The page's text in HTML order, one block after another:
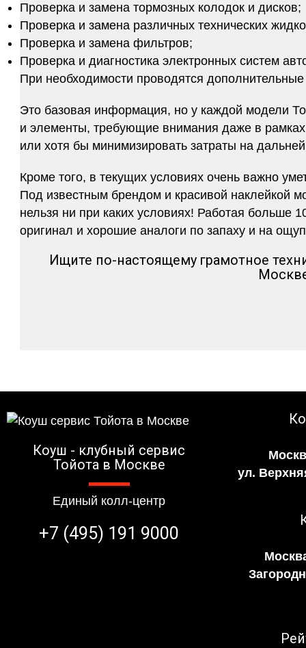
Проверка и замена тормозных колодок и дисков;
Проверка и замена различных технических
Проверка и замена фильтров;
Проверка и диагностика электронных систем
При необходимости проводятся
Это базовая информация, но у каждой модели
и элементы, требующие внимания даже в рамках
или хотя бы минимизировать затраты на
Кроме того, в текущих условиях очень важно
Под известным брендом и красивой наклейкой
нельзя ни при каких условиях! Работая
оригинал и хорошие аналоги по запаху и на
Ищите по-настоящему грамотное
Коуш - клубный сервис
Тойота в Москве
Единый колл-центр
+7 (495) 191 9000
ул.